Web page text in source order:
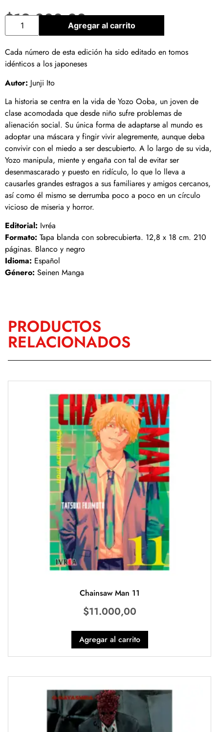
$12.000,00Agregar al carrito
Cada número de esta edición ha sido editado en tomos
idénticos a los japoneses
Autor: Junji Ito
La historia se centra en la vida de Yozo Ooba, un joven de
clase acomodada que desde niño sufre problemas de
alienación social. Su única forma de adaptarse al mundo es
adoptar una máscara y fingir vivir alegremente, aunque deba
convivir con el miedo a ser descubierto. A lo largo de su vida,
Yozo manipula, miente y engaña con tal de evitar ser
desenmascarado y puesto en ridículo, lo que lo lleva a
causarles grandes estragos a sus familiares y amigos cercanos,
así como él mismo se derrumba poco a poco en un círculo
vicioso de miseria y horror.
Editorial: Ivréa
Formato: Tapa blanda con sobrecubierta. 12,8 x 18 cm. 210
páginas. Blanco y negro
Idioma: Español
Género: Seinen Manga
PRODUCTOS
RELACIONADOS
Chainsaw Man 11
$11.000,00
Agregar al carrito